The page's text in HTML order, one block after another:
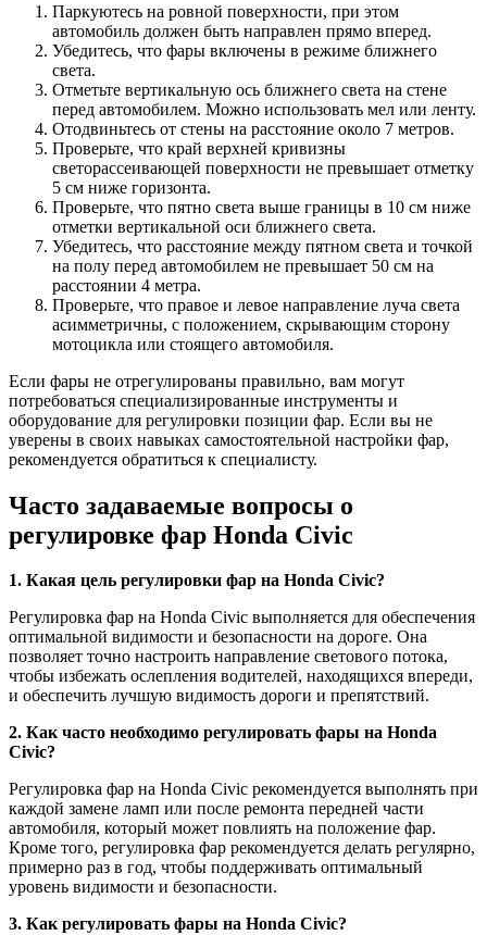
Паркуютесь на ровной поверхности, при этом
автомобиль должен быть направлен прямо вперед.
Убедитесь, что фары включены в режиме ближнего
света.
Отметьте вертикальную ось ближнего света на стене
перед автомобилем. Можно использовать мел или ленту.
Отодвиньтесь от стены на расстояние около 7 метров.
Проверьте, что край верхней кривизны
светорассеивающей поверхности не превышает отметку
5 см ниже горизонта.
Проверьте, что пятно света выше границы в 10 см ниже
отметки вертикальной оси ближнего света.
Убедитесь, что расстояние между пятном света и точкой
на полу перед автомобилем не превышает 50 см на
расстоянии 4 метра.
Проверьте, что правое и левое направление луча света
асимметричны, с положением, скрывающим сторону
мотоцикла или стоящего автомобиля.
Если фары не отрегулированы правильно, вам могут
потребоваться специализированные инструменты и
оборудование для регулировки позиции фар. Если вы не
уверены в своих навыках самостоятельной настройки фар,
рекомендуется обратиться к специалисту.
Часто задаваемые вопросы о
регулировке фар Honda Civic
1. Какая цель регулировки фар на Honda Civic?
Регулировка фар на Honda Civic выполняется для обеспечения
оптимальной видимости и безопасности на дороге. Она
позволяет точно настроить направление светового потока,
чтобы избежать ослепления водителей, находящихся впереди,
и обеспечить лучшую видимость дороги и препятствий.
2. Как часто необходимо регулировать фары на Honda
Civic?
Регулировка фар на Honda Civic рекомендуется выполнять при
каждой замене ламп или после ремонта передней части
автомобиля, который может повлиять на положение фар.
Кроме того, регулировка фар рекомендуется делать регулярно,
примерно раз в год, чтобы поддерживать оптимальный
уровень видимости и безопасности.
3. Как регулировать фары на Honda Civic?